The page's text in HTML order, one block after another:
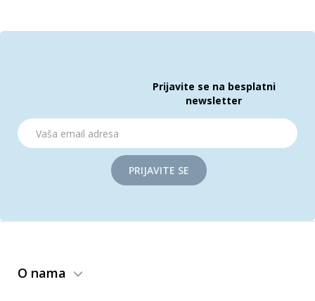
Prijavite se na besplatni
newsletter
PRIJAVITE SE
O nama